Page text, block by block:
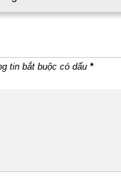
tin bắt buộc có dấu *